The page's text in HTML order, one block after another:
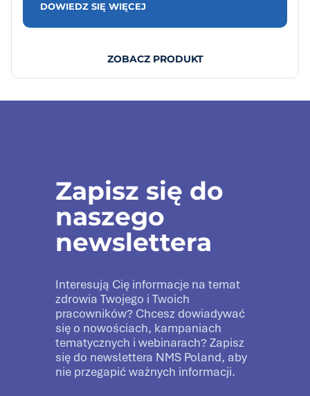
DOWIEDZ SIĘ WIĘCEJ
ZOBACZ PRODUKT
Zapisz się do
naszego
newslettera
Interesują Cię informacje na temat
zdrowia Twojego i Twoich
pracowników? Chcesz dowiadywać
się o nowościach, kampaniach
tematycznych i webinarach? Zapisz
się do newslettera NMS Poland, aby
nie przegapić ważnych informacji.